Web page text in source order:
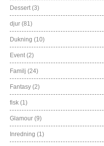
Dessert (3)
djur (81)
Dukning (10)
Event (2)
Familj (24)
Fantasy (2)
fisk (1)
Glamour (9)
Inredning (1)